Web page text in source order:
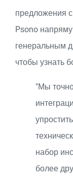
предложения
Psono
генеральным
чтобы узнать
"Мы
набор
более